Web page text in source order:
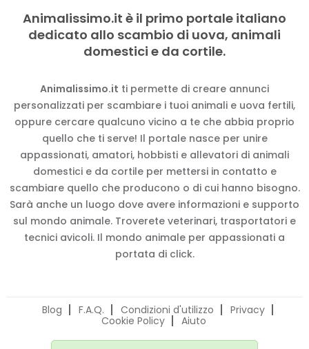
Animalissimo.it è il primo portale italiano
dedicato allo scambio di uova, animali
domestici e da cortile.
Animalissimo.it ti permette di creare annunci
personalizzati per scambiare i tuoi animali e uova fertili,
oppure cercare qualcuno vicino a te che abbia proprio
quello che ti serve! Il portale nasce per unire
appassionati, amatori, hobbisti e allevatori di animali
domestici e da cortile per mettersi in contatto e
scambiare quello che producono o di cui hanno bisogno.
Sarà anche un luogo dove avere informazioni e supporto
sul mondo animale. Troverete veterinari, trasportatori e
tecnici avicoli. Il mondo animale per appassionati a
portata di click.
Blog F.A.Q. Condizioni d'utilizzo
Privacy
Cookie Policy
Aiuto